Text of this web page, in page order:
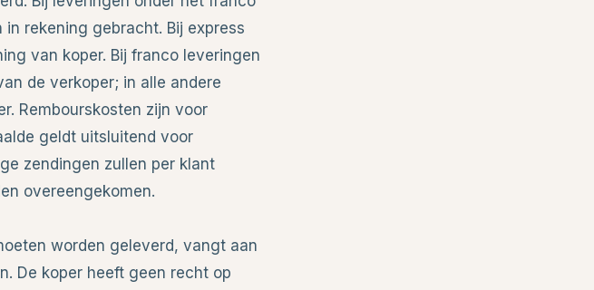
rekening gebracht. Bij express
van koper. Bij franco leveringen
de verkoper; in alle andere
Rembourskosten zijn voor
geldt uitsluitend voor
zendingen zullen per klant
overeengekomen.
worden geleverd, vangt aan
De koper heeft geen recht op